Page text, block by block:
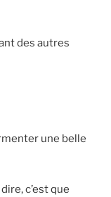
des autres
une belle
c’est que